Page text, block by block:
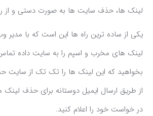
لینک ها، حذف سایت ها به صورت دستی و از
یکی از ساده ترین راه ها این است که با مدیر
لینک های مخرب و اسپم را به سایت داده تماس
بخواهید که این لینک ها را تک تک از سایت
از طریق ارسال ایمیل دوستانه برای حذف
در خواست خود را اعلام کنید.